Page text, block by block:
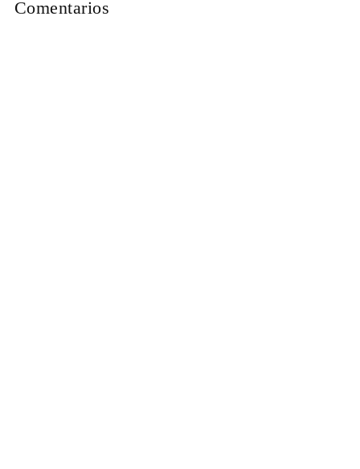
Comentarios